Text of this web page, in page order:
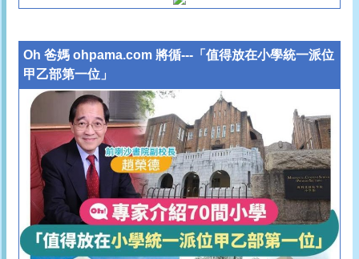
Oh 爸媽 ohpama.com 將循---「值得放在小學統一派位
甲乙部第一位」